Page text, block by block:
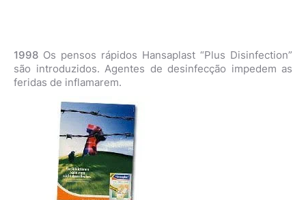
1998 Os pensos rápidos Hansaplast “Plus Disinfection”
são introduzidos. Agentes de desinfecção impedem as
feridas de inflamarem.